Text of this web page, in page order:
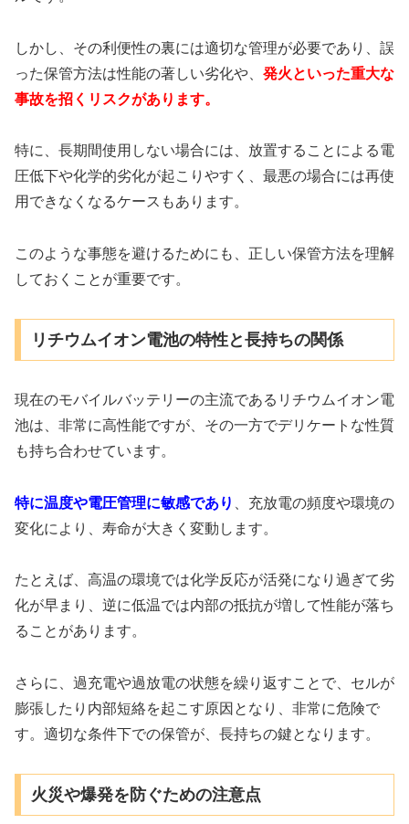
しかし、その利便性の裏には適切な管理が必要であり、誤
った保管方法は性能の著しい劣化や、 発火といった重大な
事故を招くリスクがあります。
特に、長期間使用しない場合には、放置することによる電
圧低下や化学的劣化が起こりやすく、最悪の場合には再使
用できなくなるケースもあります。
このような事態を避けるためにも、正しい保管方法を理解
しておくことが重要です。
リチウムイオン電池の特性と長持ちの関係
現在のモバイルバッテリーの主流であるリチウムイオン電
池は、非常に高性能ですが、その一方でデリケートな性質
も持ち合わせています。
特に温度や電圧管理に敏感であり
、充放電の頻度や環境の
変化により、寿命が大きく変動します。
たとえば、高温の環境では化学反応が活発になり過ぎて劣
化が早まり、逆に低温では内部の抵抗が増して性能が落ち
ることがあります。
さらに、過充電や過放電の状態を繰り返すことで、セルが
膨張したり内部短絡を起こす原因となり、非常に危険で
す。適切な条件下での保管が、長持ちの鍵となります。
火災や爆発を防ぐための注意点